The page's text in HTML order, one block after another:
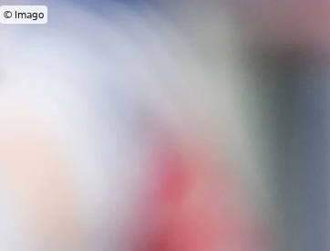
© Imago